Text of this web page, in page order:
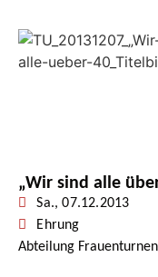
„Wir sind alle
Sa., 07.12.2013
Ehrung
Abteilung